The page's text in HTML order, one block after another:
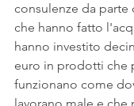
consulenze da
che hanno fatto
hanno investito
euro in prodotti che
funzionano come